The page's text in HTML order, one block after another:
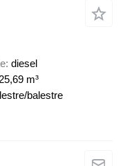
diesel
m³
balestre